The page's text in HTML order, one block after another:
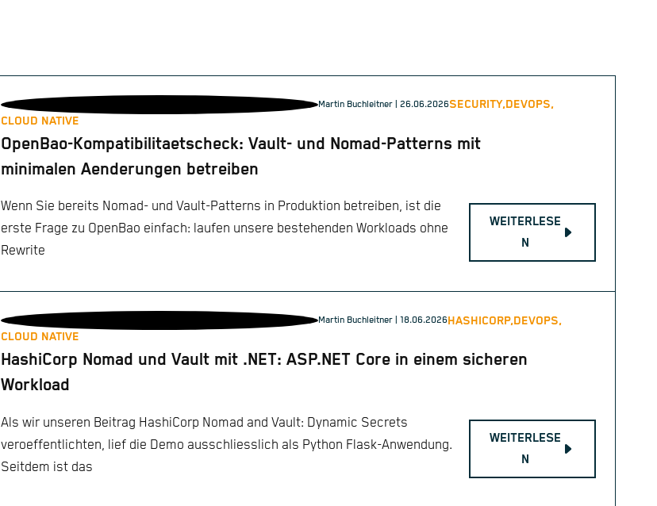
Martin Buchleitner | 26.06.2026SECURITY,DEVOPS,
CLOUD NATIVE
OpenBao-Kompatibilitaetscheck: Vault- und Nomad-Patterns mit
minimalen Aenderungen betreiben
Wenn Sie bereits Nomad- und Vault-Patterns in Produktion betreiben, ist die
erste Frage zu OpenBao einfach: laufen unsere bestehenden Workloads ohne
Rewrite
WEITERLESE
N
Martin Buchleitner | 18.06.2026HASHICORP,DEVOPS,
CLOUD NATIVE
HashiCorp Nomad und Vault mit .NET: ASP.NET Core in einem sicheren
Workload
Als wir unseren Beitrag HashiCorp Nomad and Vault: Dynamic Secrets
veroeffentlichten, lief die Demo ausschliesslich als Python Flask-Anwendung.
Seitdem ist das
WEITERLESE
N